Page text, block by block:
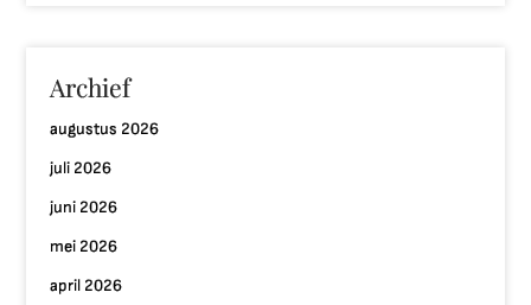
Archief
augustus 2026
juli 2026
juni 2026
mei 2026
april 2026